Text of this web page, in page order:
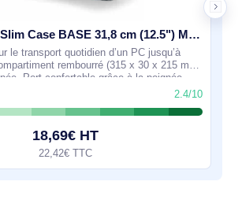
DICOTA Eco Slim Case BASE 31,8 cm (12.5") Malette Gris - D31301-RPET
le transport quotidien d’un PC jusqu’à
rembourré (315 x 30 x 215 mm)
Port confortable grâce à la poignée
2.4/10
18,69€ HT
22,42€ TTC